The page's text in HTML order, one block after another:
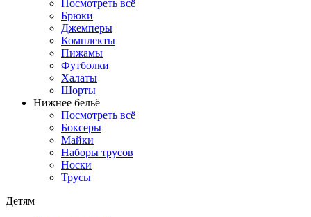
Посмотреть всё
Брюки
Джемперы
Комплекты
Пижамы
Футболки
Халаты
Шорты
Нижнее бельё
Посмотреть всё
Боксеры
Майки
Наборы трусов
Носки
Трусы
Детям